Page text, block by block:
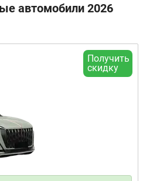
автомобили 2026
Получить
скидку